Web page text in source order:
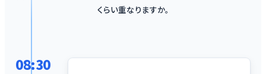
くらい重なりますか。
08:30